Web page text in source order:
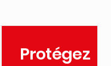
Protégez